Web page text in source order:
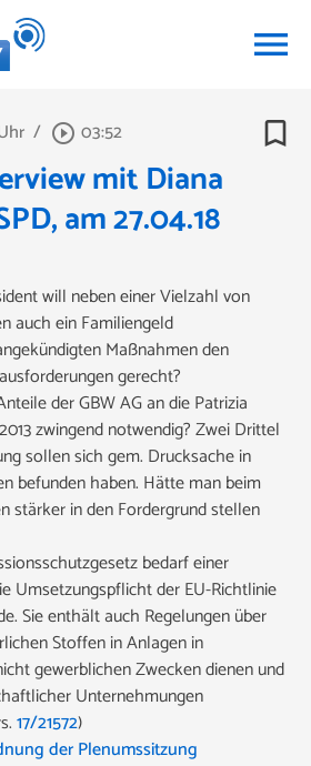
menu
/ play_circle_outline 03:52 bookmark_border
mit Diana
am 27.04.18
will neben einer Vielzahl von
auch ein Familiengeld
Maßnahmen den
gerecht?
der GBW AG an die Patrizia
zwingend notwendig? Zwei Drittel
sollen sich gem. Drucksache in
befunden haben. Hätte man beim
stärker in den Fordergrund stellen
bedarf einer
Umsetzungspflicht der EU-Richtlinie
Sie enthält auch Regelungen über
Stoffen in Anlagen in
gewerblichen Zwecken dienen und
Unternehmungen
17/21572)
der Plenumssitzung